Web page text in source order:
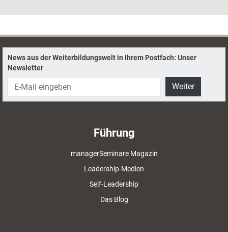
News aus der Weiterbildungswelt in Ihrem Postfach: Unser
Newsletter
Weiter
Führung
managerSeminare Magazin
Leadership-Medien
Self-Leadership
Das Blog